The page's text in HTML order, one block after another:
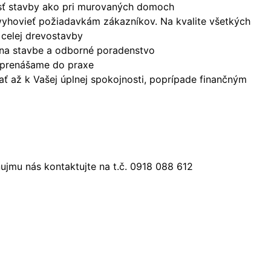
stavby ako pri murovaných domoch
požiadavkám zákazníkov. Na kvalite všetkých
drevostavby
stavbe a odborné poradenstvo
do praxe
až k Vašej úplnej spokojnosti, poprípade finančným
nás kontaktujte na t.č. 0918 088 612